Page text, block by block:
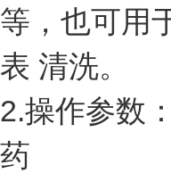
等，也可用
表 清
2.操作参
药